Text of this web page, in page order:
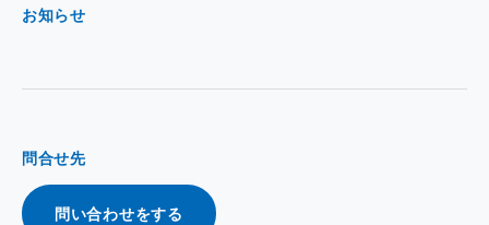
お知らせ
問合せ先
問い合わせをする